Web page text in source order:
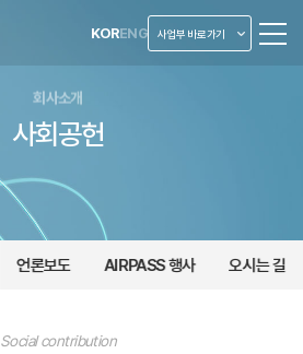
KORENG 사업부 바로가기
회사소개
사회공헌
언론보도 AIRPASS 행사 오시는 길
Social contribution